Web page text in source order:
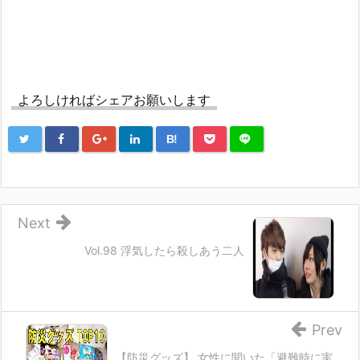
よろしければシェアお願いします
B!
Vol.98 浮気したら殺しあう二人
Next
Prev